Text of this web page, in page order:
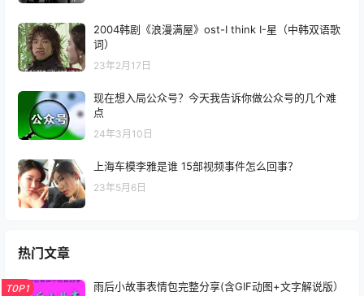
2004韩剧《浪漫满屋》ost-I think I-星（中韩双语歌
词）
23年2月17日
现在想入局公众号？今天我告诉你做公众号的几个难
点
24年3月10日
上海车模李雅是谁 15部视频事件怎么回事？
23年5月6日
热门文章
TOP1 雨后小故事表情包完整分享(含GIF动图+文字解说版）